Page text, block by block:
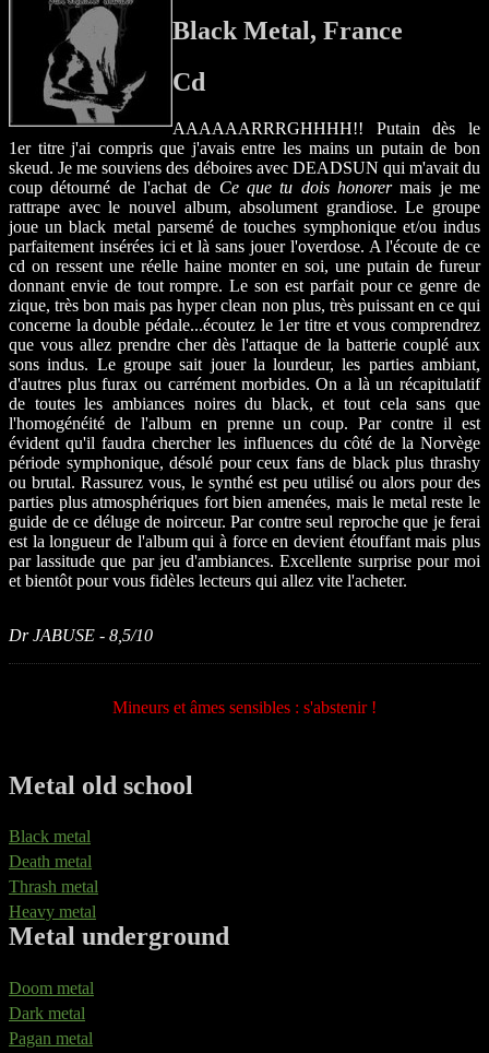
Black Metal, France
Cd
AAAAAARRRGHHHH!! Putain dès le
1er titre j'ai compris que j'avais entre les mains un putain de bon
skeud. Je me souviens des déboires avec DEADSUN qui m'avait du
coup détourné de l'achat de Ce que tu dois honorermais je me
rattrape avec le nouvel album, absolument grandiose. Le groupe
joue un black metal parsemé de touches symphonique et/ou indus
parfaitement insérées ici et là sans jouer l'overdose. A l'écoute de ce
cd on ressent une réelle haine monter en soi, une putain de fureur
donnant envie de tout rompre. Le son est parfait pour ce genre de
zique, très bon mais pas hyper clean non plus, très puissant en ce qui
concerne la double pédale...écoutez le 1er titre et vous comprendrez
que vous allez prendre cher dès l'attaque de la batterie couplé aux
sons indus. Le groupe sait jouer la lourdeur, les parties ambiant,
d'autres plus furax ou carrément morbides. On a là un récapitulatif
de toutes les ambiances noires du black, et tout cela sans que
l'homogénéité de l'album en prenne un coup. Par contre il est
évident qu'il faudra chercher les influences du côté de la Norvège
période symphonique, désolé pour ceux fans de black plus thrashy
ou brutal. Rassurez vous, le synthé est peu utilisé ou alors pour des
parties plus atmosphériques fort bien amenées, mais le metal reste le
guide de ce déluge de noirceur. Par contre seul reproche que je ferai
est la longueur de l'album qui à force en devient étouffant mais plus
par lassitude que par jeu d'ambiances. Excellente surprise pour moi
et bientôt pour vous fidèles lecteurs qui allez vite l'acheter.
Dr JABUSE - 8,5/10
Mineurs et âmes sensibles : s'abstenir !
Metal old school
Black metal
Death metal
Thrash metal
Heavy metal
Metal underground
Doom metal
Dark metal
Pagan metal